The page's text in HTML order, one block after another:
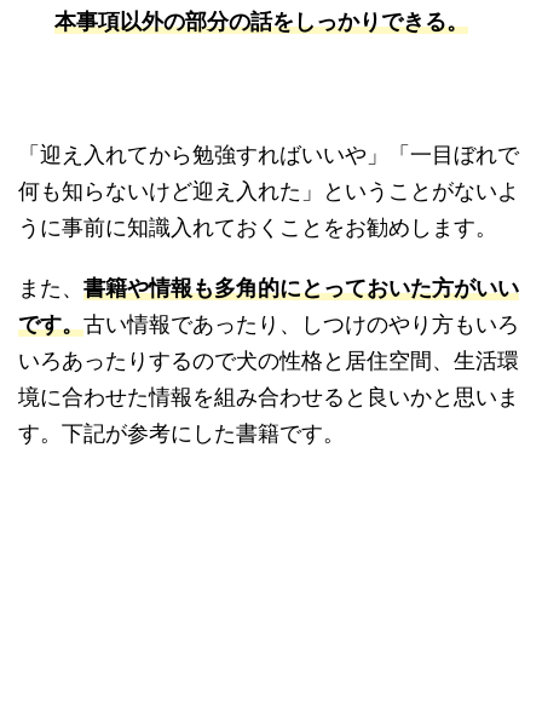
本事項以外の部分の話をしっかりできる。
「迎え入れてから勉強すればいいや」「一目ぼれで
何も知らないけど迎え入れた」ということがないよ
うに事前に知識入れておくことをお勧めします。
また、 書籍や情報も多角的にとっておいた方がいい
です。古い情報であったり、しつけのやり方もいろ
いろあったりするので犬の性格と居住空間、生活環
境に合わせた情報を組み合わせると良いかと思いま
す。下記が参考にした書籍です。